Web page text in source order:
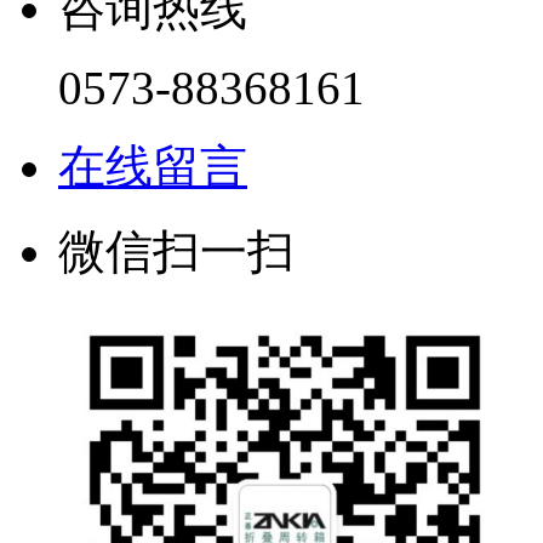
0573-88368161
在线留言
微信扫一扫